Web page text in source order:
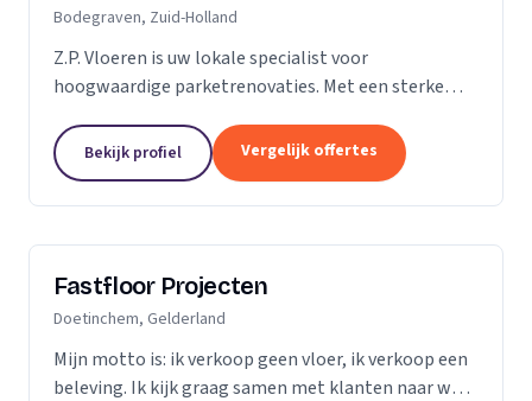
Bodegraven, Zuid-Holland
Z.P. Vloeren is uw lokale specialist voor
hoogwaardige parketrenovaties. Met een sterke
den Rijn en Gouda, bieden we onze diensten aan
zowel...
Bekijk profiel Vergelijk offertes
Fastfloor Projecten
Doetinchem, Gelderland
Mijn motto is: ik verkoop geen vloer, ik verkoop een
beleving. Ik kijk graag samen met klanten naar wat